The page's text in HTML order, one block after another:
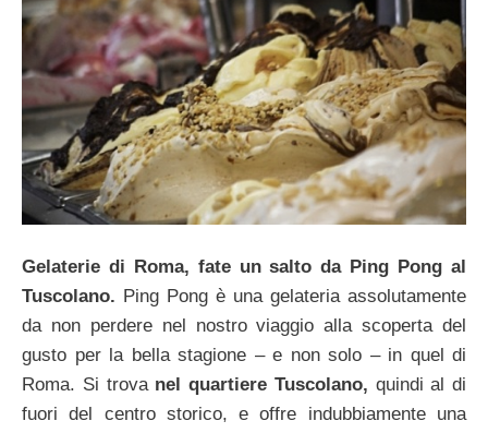
Gelaterie di Roma, fate un salto da Ping Pong al
Tuscolano. Ping Pong è una gelateria assolutamente
da non perdere nel nostro viaggio alla scoperta del
gusto per la bella stagione – e non solo – in quel di
Roma. Si trova nel quartiere Tuscolano, quindi al di
fuori del centro storico, e offre indubbiamente una